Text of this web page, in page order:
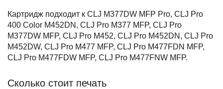
Картридж подходит к CLJ M377DW MFP Pro, CLJ Pro
400 Color M452DN, CLJ Pro M377 MFP, CLJ Pro
M377DW MFP, CLJ Pro M452, CLJ Pro M452DN, CLJ Pro
M452DW, CLJ Pro M477 MFP, CLJ Pro M477FDN MFP,
CLJ Pro M477FDW MFP, CLJ Pro M477FNW MFP.
Сколько стоит печать